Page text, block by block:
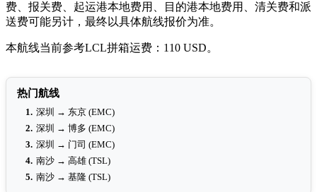
费、报关费、起运港本地费用、目的港本地费用、清关费和派
送费可能另计，最终以具体航线报价为准。
本航线当前参考LCL拼箱运费：110 USD。
热门航线
1. 深圳 → 东京 (EMC)
2. 深圳 → 博多 (EMC)
3. 深圳 → 门司 (EMC)
4. 南沙 → 高雄 (TSL)
5. 南沙 → 基隆 (TSL)